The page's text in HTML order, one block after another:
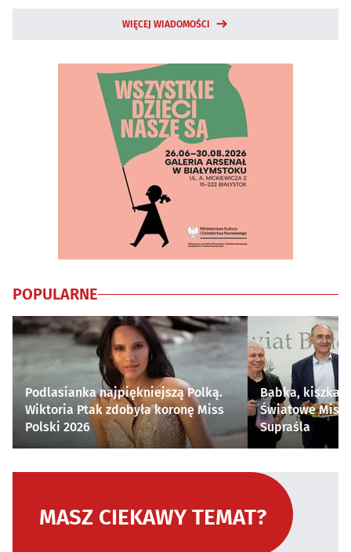
WIĘCEJ WIADOMOŚCI
POPULARNE
Podlasianka najpiękniejszą Polką.
Wiktoria Ptak zdobyła koronę Miss
Polski 2026
Babka, kiszka i
Światowe
Supraśla
MASZ CIEKAWY TEMAT?